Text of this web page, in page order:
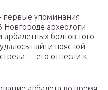
первые упоминания
Новгороде археологи
болтов того
найти поясной
— его отнесли к
арбалета во время